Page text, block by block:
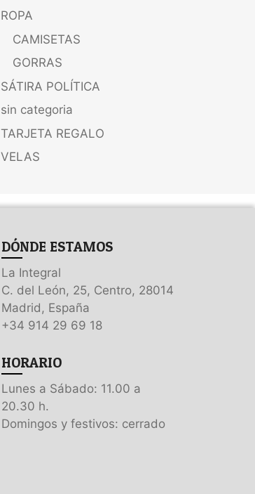
ROPA
CAMISETAS
GORRAS
SÁTIRA POLÍTICA
sin categoria
TARJETA REGALO
VELAS
DÓNDE ESTAMOS
La Integral
C. del León, 25, Centro, 28014
Madrid, España
+34 914 29 69 18
HORARIO
Lunes a Sábado: 11.00 a
20.30 h.
Domingos y festivos: cerrado